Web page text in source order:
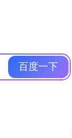
百度一下